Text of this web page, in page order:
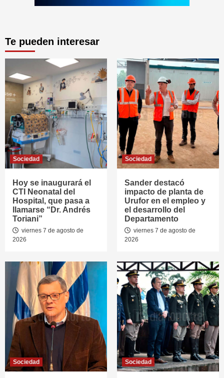
Te pueden interesar
Sociedad
Hoy se inaugurará el
CTI Neonatal del
Hospital, que pasa a
llamarse “Dr. Andrés
Toriani”
viernes 7 de agosto de
2026
Sociedad
Sander destacó
impacto de planta de
Urufor en el empleo y
el desarrollo del
Departamento
viernes 7 de agosto de
2026
Sociedad Sociedad